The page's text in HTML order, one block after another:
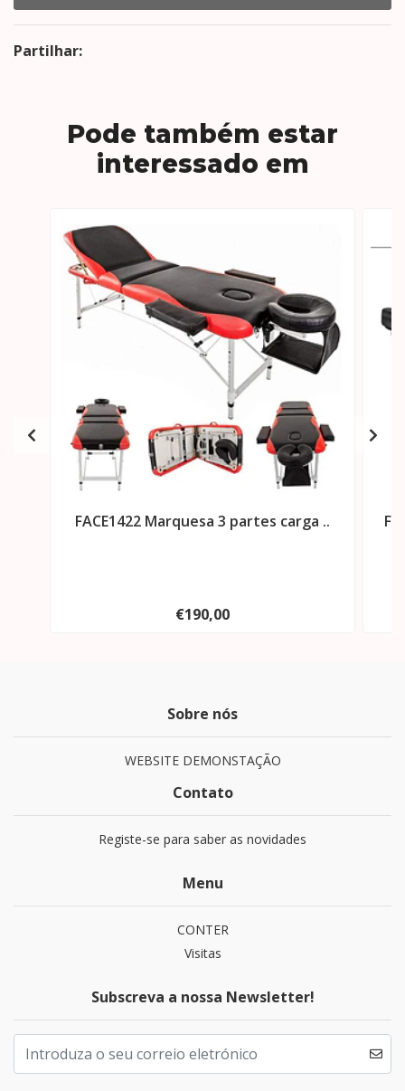
Partilhar:
Pode também estar
interessado em
FACE1422 Marquesa 3 partes carga ..
€190,00
Sobre nós
WEBSITE DEMONSTAÇÃO
Contato
Registe-se para saber as novidades
Menu
CONTER
Visitas
Subscreva a nossa Newsletter!